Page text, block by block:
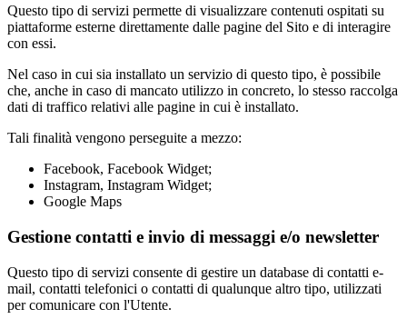
Questo tipo di servizi permette di visualizzare contenuti ospitati su
piattaforme esterne direttamente dalle pagine del Sito e di interagire
con essi.
Nel caso in cui sia installato un servizio di questo tipo, è possibile
che, anche in caso di mancato utilizzo in concreto, lo stesso raccolga
dati di traffico relativi alle pagine in cui è installato.
Tali finalità vengono perseguite a mezzo:
Facebook, Facebook Widget;
Instagram, Instagram Widget;
Google Maps
Gestione contatti e invio di messaggi e/o newsletter
Questo tipo di servizi consente di gestire un database di contatti e-
mail, contatti telefonici o contatti di qualunque altro tipo, utilizzati
per comunicare con l'Utente.